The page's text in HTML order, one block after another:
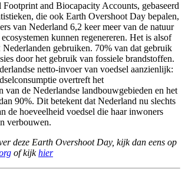
and Biocapacity Accounts, gebaseerd
die ook Earth Overshoot Day bepalen,
van Nederland 6,2 keer meer van de natuur
kunnen regenereren. Het is alsof
Nederlanden gebruiken. 70% van dat gebruik
door het gebruik van fossiele brandstoffen.
netto-invoer van voedsel aanzienlijk:
overtreft het
van de Nederlandse landbouwgebieden en het
90%. Dit betekent dat Nederland nu slechts
de hoeveelheid voedsel die haar inwoners
verbouwen.
deze Earth Overshoot Day, kijk dan eens op
of kijkhier